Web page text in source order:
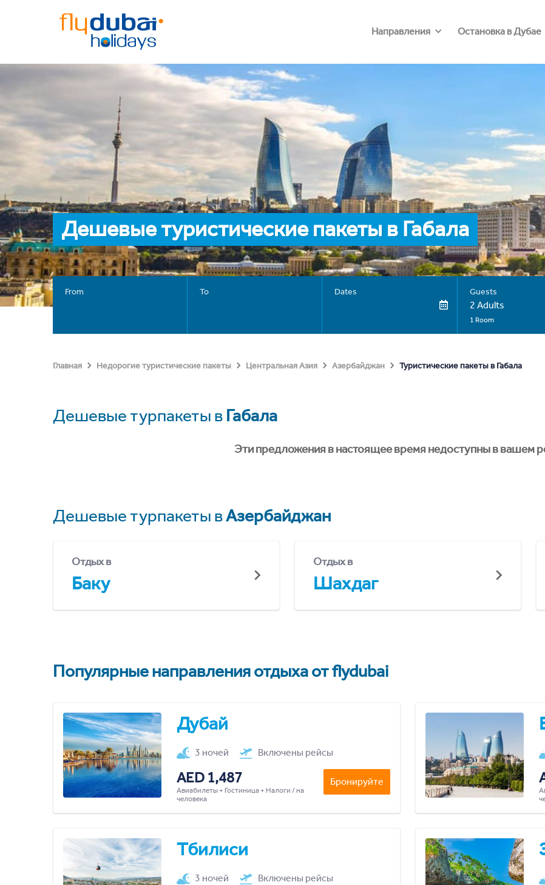
Направления Остановка в Дубае
Дешевые туристические пакеты в Габала
From To Dates Guests
2 Adults
1 Room
Главная Недорогие туристические пакеты Центральная Азия Азербайджан Туристические пакеты в Габала
Дешевые турпакеты в Габала
Эти предложения в настоящее время недоступны в вашем
Дешевые турпакеты вАзербайджан
Отдых в
Баку
Отдых в
Шахдаг
Популярные направления отдыха от flydubai
Дубай
3 ночей Включены рейсы
AED 1,487
Авиабилеты + Гостиница + Налоги / на
человека
Бронируйте
Тбилиси
3 ночей Включены рейсы